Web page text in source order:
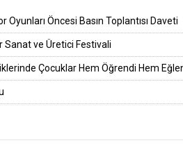
Oyunları Öncesi Basın Toplantısı Daveti
Sanat ve Üretici Festivali
Çocuklar Hem Öğrendi Hem